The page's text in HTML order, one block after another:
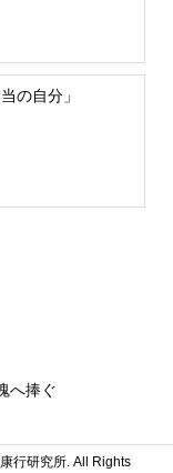
セージ 「本当の自分」
へ捧ぐ
行研究所. All Rights